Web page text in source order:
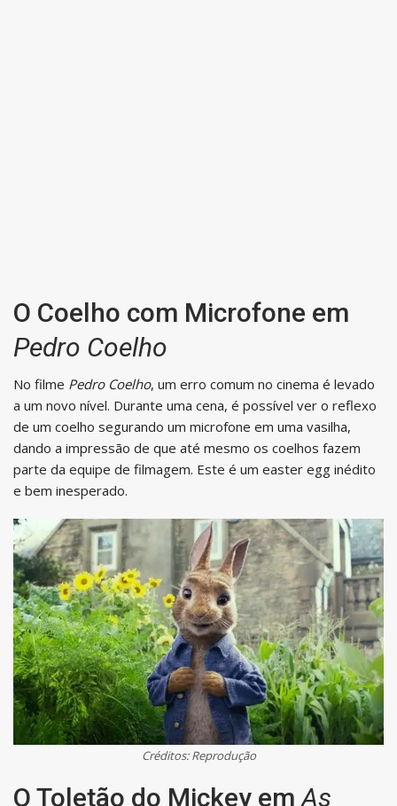
O Coelho com Microfone em
Pedro Coelho
No filme Pedro Coelho, um erro comum no cinema é levado
a um novo nível. Durante uma cena, é possível ver o reflexo
de um coelho segurando um microfone em uma vasilha,
dando a impressão de que até mesmo os coelhos fazem
parte da equipe de filmagem. Este é um easter egg inédito
e bem inesperado.
Créditos: Reprodução
O Toletão do Mickey emAs